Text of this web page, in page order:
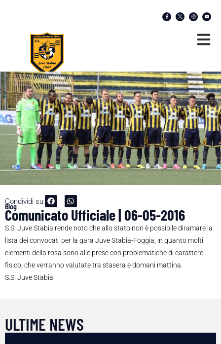
Condividi su:
Blog
Comunicato Ufficiale | 06-05-2016
S.S. Juve Stabia rende noto che allo stato non è possibile diramare la
lista dei convocati per la gara Juve Stabia-Foggia, in quanto molti
elementi della rosa sono alle prese con problematiche di carattere
fisico, che verranno valutate tra stasera e domani mattina.
S.S. Juve Stabia
ULTIME NEWS